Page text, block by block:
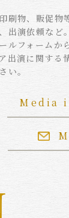
刷物、販促物
出演依頼など。
ルフォームか
出演に関する
い。
Media